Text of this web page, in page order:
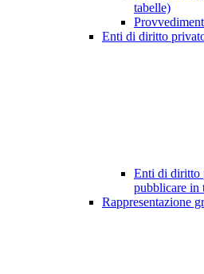
tabelle)
Enti di diritto
Enti di diritto
pubblicare in
Rappresentazione